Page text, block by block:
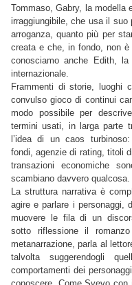
Tommaso, Gabry, la modella
irraggiungibile, che usa il suo
arroganza, quanto più per
creata e che, in fondo, non
conosciamo anche Edith,
internazionale.
Frammenti di storie, luoghi
convulso gioco di continui
modo possibile per
termini usati, in larga parte
l’idea di un caos
fondi, agenzie di rating, titoli
transazioni economiche
scambiano davvero qualcosa.
La struttura narrativa è
agire e parlare i personaggi,
muovere le fila di un
sotto riflessione il
metanarrazione, parla al
talvolta suggerendogli
comportamenti dei